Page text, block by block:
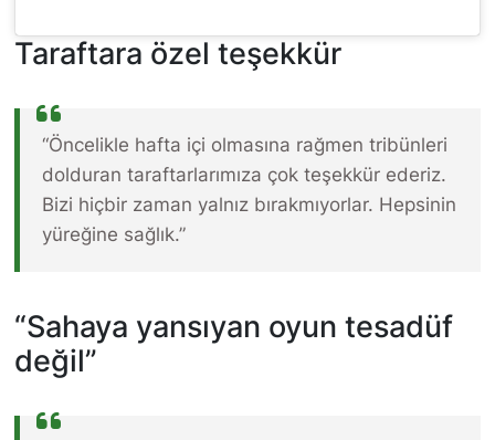
Taraftara özel teşekkür
“Öncelikle hafta içi olmasına rağmen tribünleri
dolduran taraftarlarımıza çok teşekkür ederiz.
Bizi hiçbir zaman yalnız bırakmıyorlar. Hepsinin
yüreğine sağlık.”
“Sahaya yansıyan oyun tesadüf
değil”